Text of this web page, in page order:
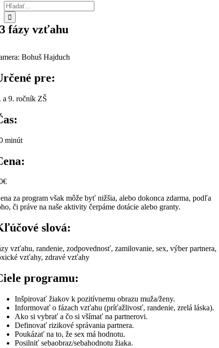
Hľadať:
3 fázy vzťahu
Bohuš Hajduch
pre:
a 9. ročník ZŠ
minút
za program však môže byť nižšia, alebo dokonca zdarma, podľa
či práve na naše aktivity čerpáme dotácie alebo granty.
slová:
vzťahu, randenie, zodpovednosť, zamilovanie, sex, výber partnera,
vzťahy, zdravé vzťahy
programu:
Inšpirovať žiakov k pozitívnemu obrazu muža/ženy.
Informovať o fázach vzťahu (príťažlivosť, randenie, zrelá láska).
Ako si vybrať a čo si všímať na partnerovi.
Definovať rizikové správania partnera.
Poukázať na to, že sex má hodnotu.
Posilniť sebaobraz/sebahodnotu žiaka.